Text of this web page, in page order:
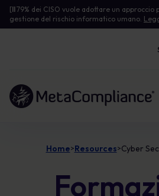
[Il79% dei CISO vuole adottare un approccio
gestione del rischio informatico umano.
Link alla homepage
Home>Resources>Cyber